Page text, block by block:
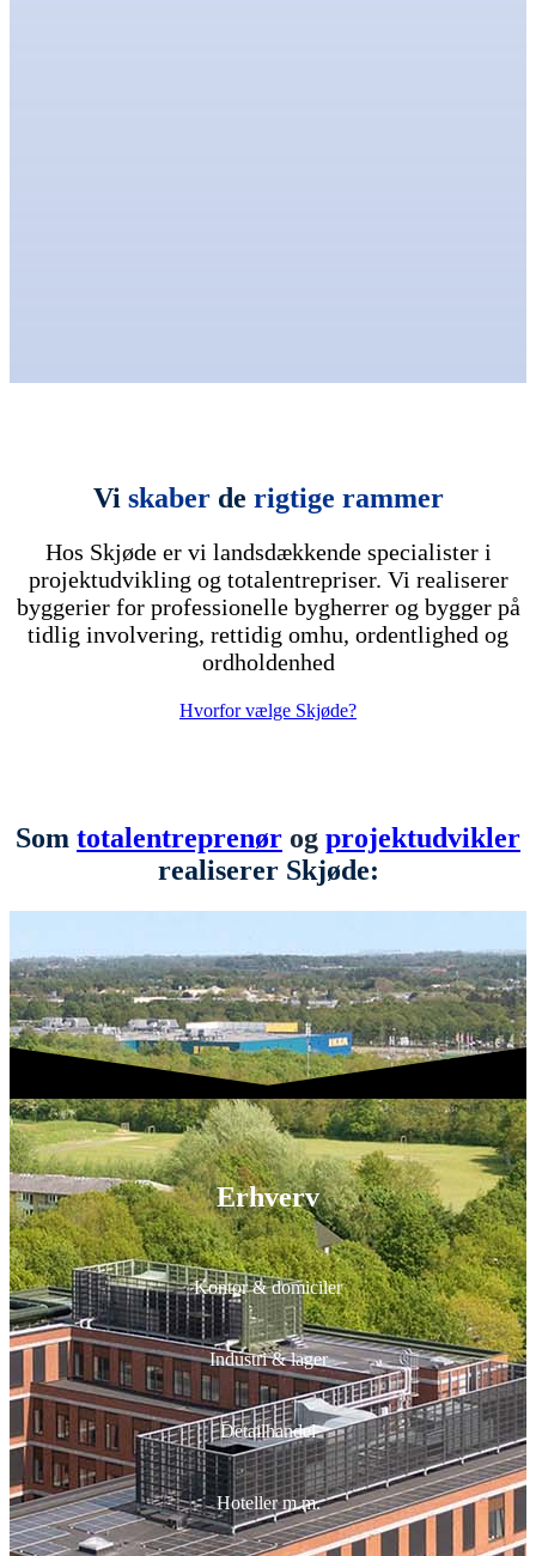
Viskaber de rigtige rammer
Hos Skjøde er vi landsdækkende specialister i
projektudvikling og totalentrepriser. Vi realiserer
byggerier for professionelle bygherrer og bygger på
tidlig involvering, rettidig omhu, ordentlighed og
ordholdenhed
Hvorfor vælge Skjøde?
Som totalentreprenør og projektudvikler
realiserer Skjøde:
Erhverv
Kontor & domiciler
Industri & lager
Detailhandel
Hoteller m.m.